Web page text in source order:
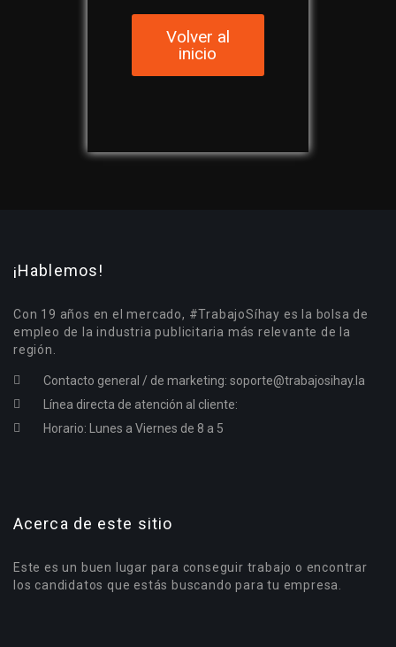
Volver al
inicio
¡Hablemos!
Con 19 años en el mercado, #TrabajoSíhay es la bolsa de
empleo de la industria publicitaria más relevante de la
región.
Contacto general / de marketing: soporte@trabajosihay.la
Línea directa de atención al cliente:
Horario: Lunes a Viernes de 8 a 5
Acerca de este sitio
Este es un buen lugar para conseguir trabajo o encontrar
los candidatos que estás buscando para tu empresa.